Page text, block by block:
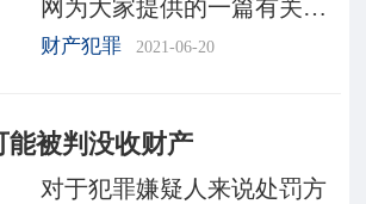
网为大家提供的一篇有关刑
事案件涉及财产执行的知
需了解其他相关知识，可以
登录深圳律师网向律师进行
财产犯罪 2021-06-20
能被判没收财产
对于犯罪嫌疑人来说处罚方